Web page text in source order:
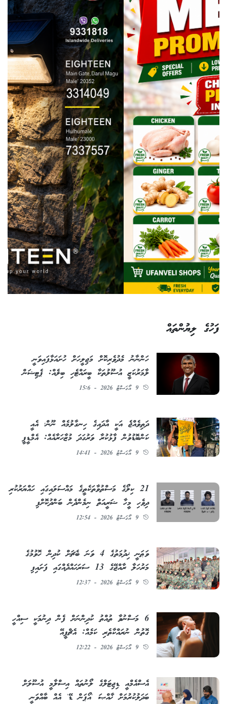
ފަހުގެ ލިޔުންތައް
ހަންނާނު މެދުވެރިކޮށް މަޖިލީހަށް ހުށައަޅާފައިވަނީ
ލާމަރުކަޒީ އުސޫލުތަކާ ބީރައްޓެހި ބިލެއް: ޕެޓިޝަން
9 އޯގަސްޓު 2026 - 15:6
ދަތިވެއްޖެ އަކީ އާދައިގެ ހިނގާލުމެއް ނޫން؛ އެއީ
ކަންބޮޑުވުން ފާޅުކުރާ ވަރުގަދަ މުޒާހަރާއެއް: އެމްޑީޕީ
9 އޯގަސްޓު 2026 - 14:41
21 ކިލޯގެ މަސްތުވާތަކެތީގެ މައްސަލައިގައި ހައްޔަރުކުރި
ދިވެހި މީހާ ޝަރީއަތް ނިމެންދެން ބަންދުކޮށްފި
9 އޯގަސްޓު 2026 - 12:54
ވަޠަނީ ޚިދުމަތުގެ 4 ވަނަ ބެޗަށް ކުދިން ހޮވުމުގެ
މަރުހަލާ ރާއްޖޭގެ 13 ސަރަޙައްދެއްގައި ފަށައިފި
9 އޯގަސްޓު 2026 - 12:37
6 މަސްނުވާ ތުއްތު ކުދިންނަށް ފެން ދިނުމަކީ ސިއްހީ
ގޮތުން ނުރައްކާތެރި ކަމެއް: އެޗްޕީއޭ
9 އޯގަސްޓު 2026 - 12:22
އެސްއެމްއީ ޑިޖިޓަލްގެ ލޯނުތައް އިސްލާމީ އުސޫލަށް
ބަދަލުކުރުމަށް ޚާއްޞަ 'އޯޕަން ޑޭ' އެއް ބާއްވަނީ